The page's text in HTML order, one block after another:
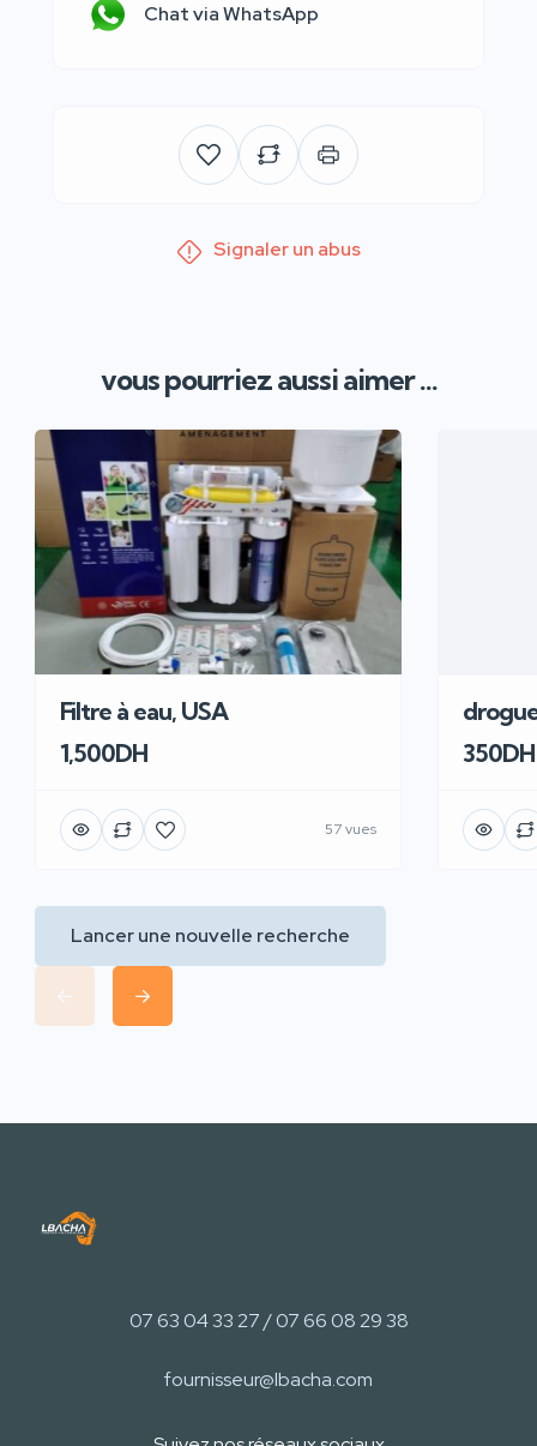
Chat via WhatsApp
Signaler un abus
vous pourriez aussi aimer ...
Filtre à eau, USA
1,500DH
57 vues
350DH
Lancer une nouvelle recherche
07 63 04 33 27 / 07 66 08 29 38
fournisseur@lbacha.com